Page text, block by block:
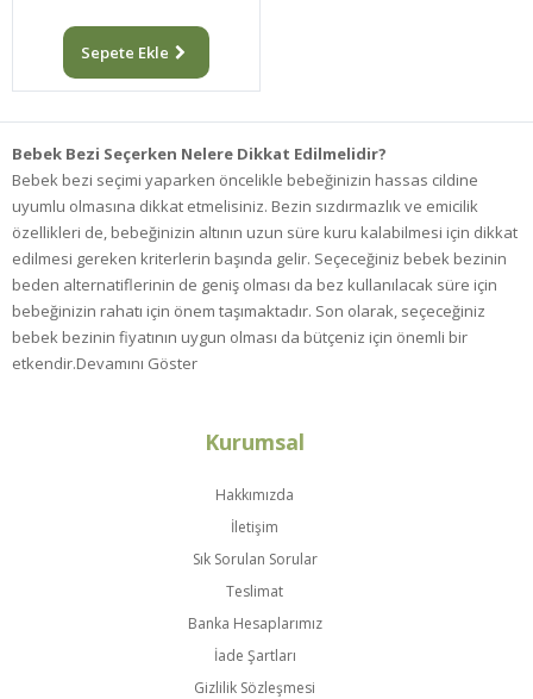
Sepete Ekle
Bebek Bezi Seçerken Nelere Dikkat Edilmelidir?
Bebek bezi seçimi yaparken öncelikle bebeğinizin hassas cildine
uyumlu olmasına dikkat etmelisiniz. Bezin sızdırmazlık ve emicilik
özellikleri de, bebeğinizin altının uzun süre kuru kalabilmesi için dikkat
edilmesi gereken kriterlerin başında gelir. Seçeceğiniz bebek bezinin
beden alternatiflerinin de geniş olması da bez kullanılacak süre için
bebeğinizin rahatı için önem taşımaktadır. Son olarak, seçeceğiniz
bebek bezinin fiyatının uygun olması da bütçeniz için önemli bir
etkendir.Devamını Göster
Kurumsal
Hakkımızda
İletişim
Sık Sorulan Sorular
Teslimat
Banka Hesaplarımız
İade Şartları
Gizlilik Sözleşmesi